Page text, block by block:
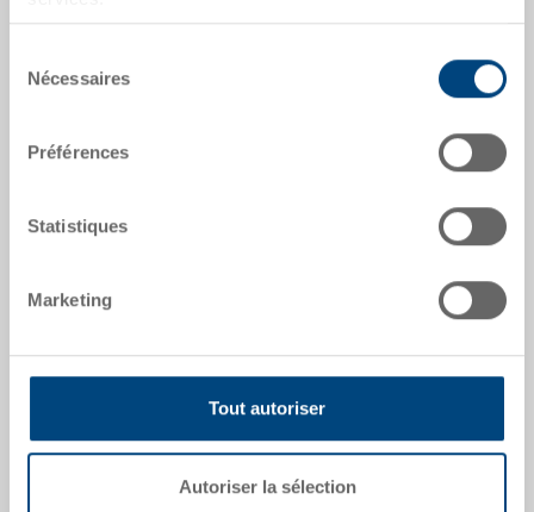
Nécessaires
Préférences
Statistiques
Marketing
Tout autoriser
Autoriser la sélection
Numéro de commande
Données techniques
Caisse-palette PALOXE, PE, gris, ext. 1200x800x600